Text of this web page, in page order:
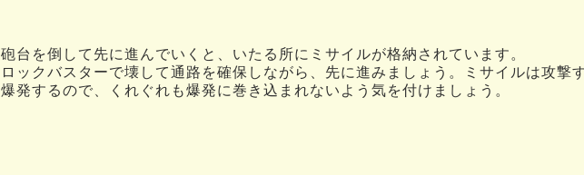
砲台を倒して先に進んでいくと、いたる所にミサイルが格納されています。
ロックバスターで壊して通路を確保しながら、先に進みましょう。ミサイルは攻撃
爆発するので、くれぐれも爆発に巻き込まれないよう気を付けましょう。